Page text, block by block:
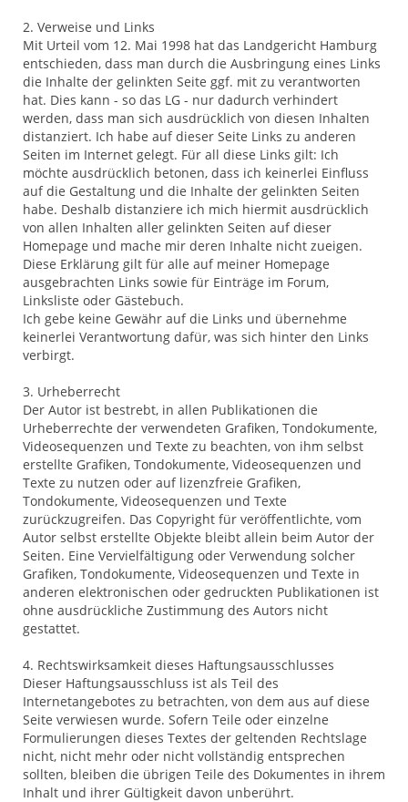
2. Verweise und Links
Mit Urteil vom 12. Mai 1998 hat das Landgericht Hamburg
entschieden, dass man durch die Ausbringung eines Links
die Inhalte der gelinkten Seite ggf. mit zu verantworten
hat. Dies kann - so das LG - nur dadurch verhindert
werden, dass man sich ausdrücklich von diesen Inhalten
distanziert. Ich habe auf dieser Seite Links zu anderen
Seiten im Internet gelegt. Für all diese Links gilt: Ich
möchte ausdrücklich betonen, dass ich keinerlei Einfluss
auf die Gestaltung und die Inhalte der gelinkten Seiten
habe. Deshalb distanziere ich mich hiermit ausdrücklich
von allen Inhalten aller gelinkten Seiten auf dieser
Homepage und mache mir deren Inhalte nicht zueigen.
Diese Erklärung gilt für alle auf meiner Homepage
ausgebrachten Links sowie für Einträge im Forum,
Linksliste oder Gästebuch.
Ich gebe keine Gewähr auf die Links und übernehme
keinerlei Verantwortung dafür, was sich hinter den Links
verbirgt.
3. Urheberrecht
Der Autor ist bestrebt, in allen Publikationen die
Urheberrechte der verwendeten Grafiken, Tondokumente,
Videosequenzen und Texte zu beachten, von ihm selbst
erstellte Grafiken, Tondokumente, Videosequenzen und
Texte zu nutzen oder auf lizenzfreie Grafiken,
Tondokumente, Videosequenzen und Texte
zurückzugreifen. Das Copyright für veröffentlichte, vom
Autor selbst erstellte Objekte bleibt allein beim Autor der
Seiten. Eine Vervielfältigung oder Verwendung solcher
Grafiken, Tondokumente, Videosequenzen und Texte in
anderen elektronischen oder gedruckten Publikationen ist
ohne ausdrückliche Zustimmung des Autors nicht
gestattet.
4. Rechtswirksamkeit dieses Haftungsausschlusses
Dieser Haftungsausschluss ist als Teil des
Internetangebotes zu betrachten, von dem aus auf diese
Seite verwiesen wurde. Sofern Teile oder einzelne
Formulierungen dieses Textes der geltenden Rechtslage
nicht, nicht mehr oder nicht vollständig entsprechen
sollten, bleiben die übrigen Teile des Dokumentes in ihrem
Inhalt und ihrer Gültigkeit davon unberührt.